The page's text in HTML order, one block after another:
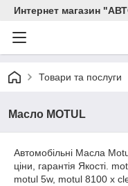
Интернет магазин
Товари та послуги
Масло MOTUL
Автомобільні Масла
ціни, гарантія Якості.
motul 5w, motul 8100 x